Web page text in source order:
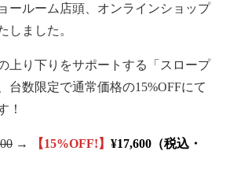
ールーム店頭、オンラインショップ
しました。
上り下りをサポートする「スロープ
台数限定で通常価格の15%OFFにて
！
→ 【15%OFF!】 ¥17,600（税込・